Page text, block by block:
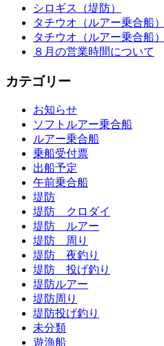
シロギス（堤防）
タチウオ（ルアー乗合船）
タチウオ（ルアー乗合船）
８月の営業時間について
カテゴリー
お知らせ
ソフトルアー乗合船
ルアー乗合船
乗船受付票
出船予定
午前乗合船
堤防
堤防 クロダイ
堤防 ルアー
堤防 周り
堤防 夜釣り
堤防 投げ釣り
堤防ルアー
堤防周り
堤防投げ釣り
未分類
遊漁船